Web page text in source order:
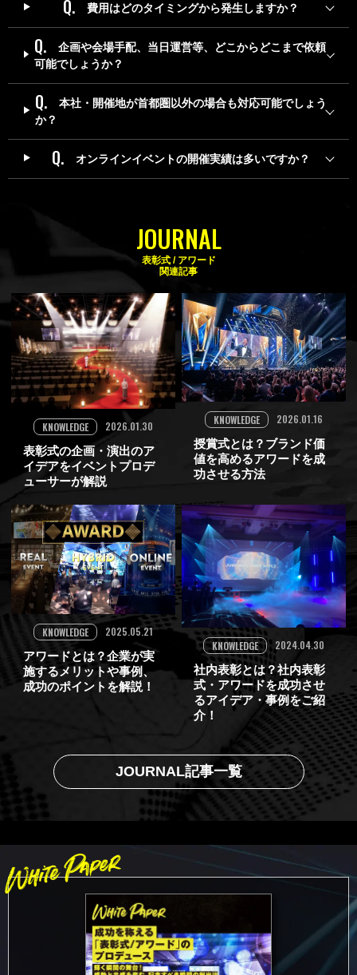
費用はどのタイミングから発生しますか？
企画や会場手配、当日運営等、どこからどこまで依頼
可能でしょうか？
本社・開催地が首都圏以外の場合も対応可能でしょう
か？
オンラインイベントの開催実績は多いですか？
表彰式 / アワード
関連記事
JOURNAL
表彰式の企画・演出のア
イデアをイベントプロデ
ューサーが解説
KNOWLEDGE
2026.01.30
授賞式とは？ブランド価
値を高めるアワードを成
功させる方法
KNOWLEDGE 2026.01.16
アワードとは？企業が実
施するメリットや事例、
成功のポイントを解説！
KNOWLEDGE 2025.05.21
社内表彰とは？社内表彰
式・アワードを成功させ
るアイデア・事例をご紹
介！
KNOWLEDGE 2024.04.30
JOURNAL記事一覧